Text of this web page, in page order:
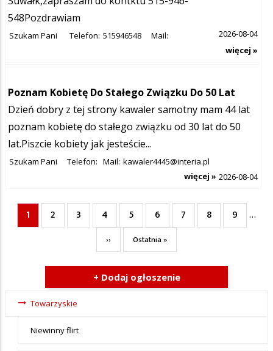
548Pozdrawiam
Szukam Pani Telefon: 515946548 Mail:
2026-08-04
więcej »
Poznam Kobietę Do Stałego Związku Do 50 Lat
Dzień dobry z tej strony kawaler samotny mam 44 lat
poznam kobietę do stałego związku od 30 lat do 50
lat.Piszcie kobiety jak jesteście...
Szukam Pani Telefon: Mail: kawaler4445@interia.pl
2026-08-04
więcej »
Stronicowanie
Bieżąca
strona
1 Page
2 Page
3 Page
4 Page
5 Page
6 Page
7 Page
8 Page
9
…
Następna
strona
››
Ostatnia
strona
Ostatnia »
+ Dodaj ogłoszenie
Ogłoszenia
menu-
Towarzyskie
Niewinny flirt